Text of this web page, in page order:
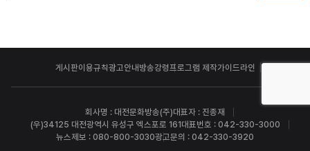
게시판이용규칙광고안내방송강령 프로그램 제작가이드라인
회사명 : 대전문화방송(주)대표자 : 진종재
(우)34125 대전광역시 유성구 엑스포로 161대표번호 : 042-330-3000
뉴스제보 : 080-800-3030광고문의 : 042-330-3920